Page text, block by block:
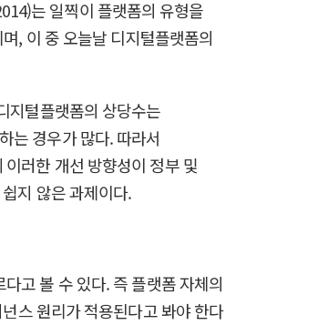
는 일찍이 플랫폼의 유형을
, 이 중 오늘날 디지털플랫폼의
지털플랫폼의 상당수는
는 경우가 많다. 따라서
러한 개선 방향성이 정부 및
지 않은 과제이다.
고 볼 수 있다. 즉 플랫폼 자체의
스 원리가 적용된다고 봐야 한다